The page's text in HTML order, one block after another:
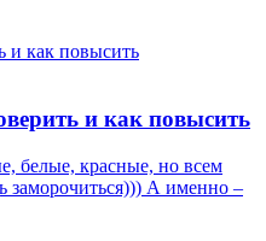
и как повысить
и как повысить
белые, красные, но всем
заморочиться))) А именно –